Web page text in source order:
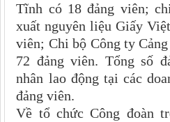
Tĩnh có 18 đảng viên;
xuất nguyên liệu Giấy
viên; Chi bộ Công ty
72 đảng viên. Tổng số
nhân lao động tại các
đảng viên.
Về tổ chức Công đoàn